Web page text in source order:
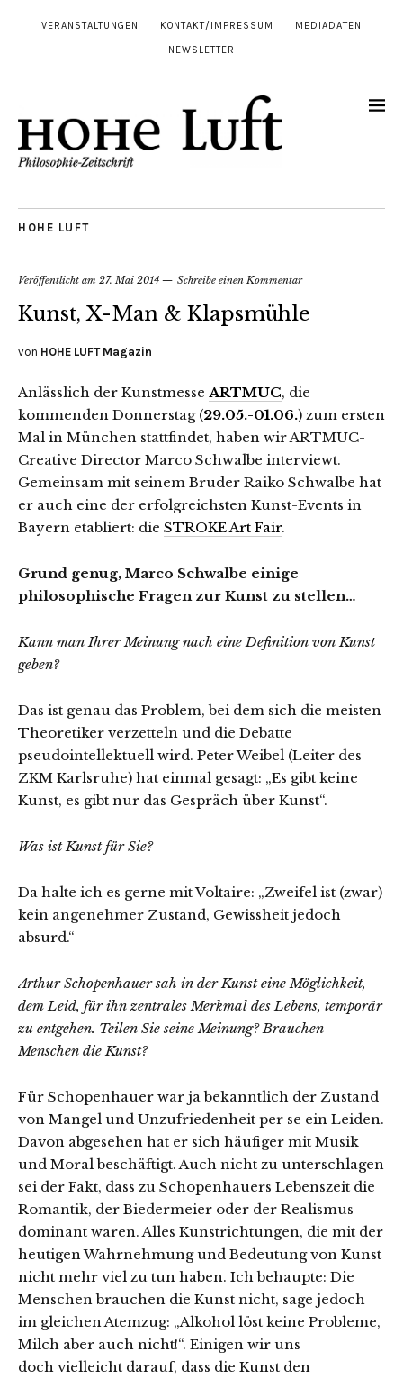
VERANSTALTUNGEN KONTAKT/IMPRESSUM MEDIADATEN
NEWSLETTER
HOHE LUFT
Veröffentlicht am 27. Mai 2014 Schreibe einen Kommentar
Kunst, X-Man & Klapsmühle
von HOHE LUFT Magazin
Anlässlich der Kunstmesse ARTMUC, die
kommenden Donnerstag (29.05.-01.06.) zum ersten
Mal in München stattfindet, haben wir ARTMUC-
Creative Director Marco Schwalbe interviewt.
Gemeinsam mit seinem Bruder Raiko Schwalbe hat
er auch eine der erfolgreichsten Kunst-Events in
Bayern etabliert: die STROKE Art Fair.
Grund genug, Marco Schwalbe einige
philosophische Fragen zur Kunst zu stellen…
Kann man Ihrer Meinung nach eine Definition von Kunst
geben?
Das ist genau das Problem, bei dem sich die meisten
Theoretiker verzetteln und die Debatte
pseudointellektuell wird. Peter Weibel (Leiter des
ZKM Karlsruhe) hat einmal gesagt: „Es gibt keine
Kunst, es gibt nur das Gespräch über Kunst“.
Was ist Kunst für Sie?
Da halte ich es gerne mit Voltaire: „Zweifel ist (zwar)
kein angenehmer Zustand, Gewissheit jedoch
absurd.“
Arthur Schopenhauer sah in der Kunst eine Möglichkeit,
dem Leid, für ihn zentrales Merkmal des Lebens, temporär
zu entgehen. Teilen Sie seine Meinung? Brauchen
Menschen die Kunst?
Für Schopenhauer war ja bekanntlich der Zustand
von Mangel und Unzufriedenheit per se ein Leiden.
Davon abgesehen hat er sich häufiger mit Musik
und Moral beschäftigt. Auch nicht zu unterschlagen
sei der Fakt, dass zu Schopenhauers Lebenszeit die
Romantik, der Biedermeier oder der Realismus
dominant waren. Alles Kunstrichtungen, die mit der
heutigen Wahrnehmung und Bedeutung von Kunst
nicht mehr viel zu tun haben. Ich behaupte: Die
Menschen brauchen die Kunst nicht, sage jedoch
im gleichen Atemzug: „Alkohol löst keine Probleme,
Milch aber auch nicht!“. Einigen wir uns
doch vielleicht darauf, dass die Kunst den